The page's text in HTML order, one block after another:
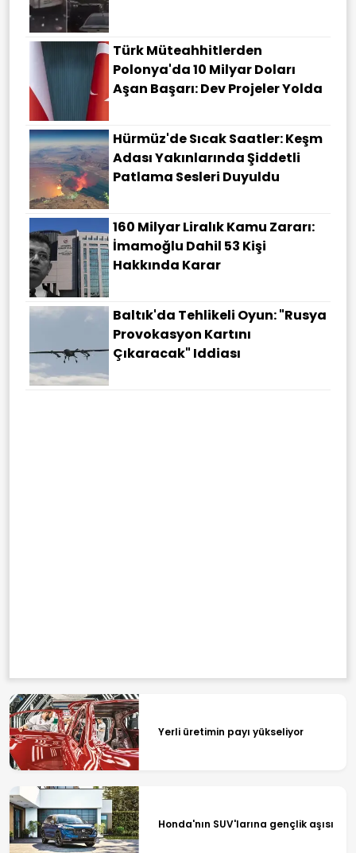
Türk Müteahhitlerden
Polonya'da 10 Milyar Doları
Aşan Başarı: Dev Projeler Yolda
Hürmüz'de Sıcak Saatler: Keşm
Adası Yakınlarında Şiddetli
Patlama Sesleri Duyuldu
160 Milyar Liralık Kamu Zararı:
İmamoğlu Dahil 53 Kişi
Hakkında Karar
Baltık'da Tehlikeli Oyun: "Rusya
Provokasyon Kartını
Çıkaracak" Iddiası
Yerli üretimin payı yükseliyor
Honda'nın SUV'larına gençlik aşısı